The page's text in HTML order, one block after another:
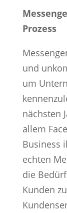
Prozess
und
um
nächsten
allem
Business
echten
die
Kunden